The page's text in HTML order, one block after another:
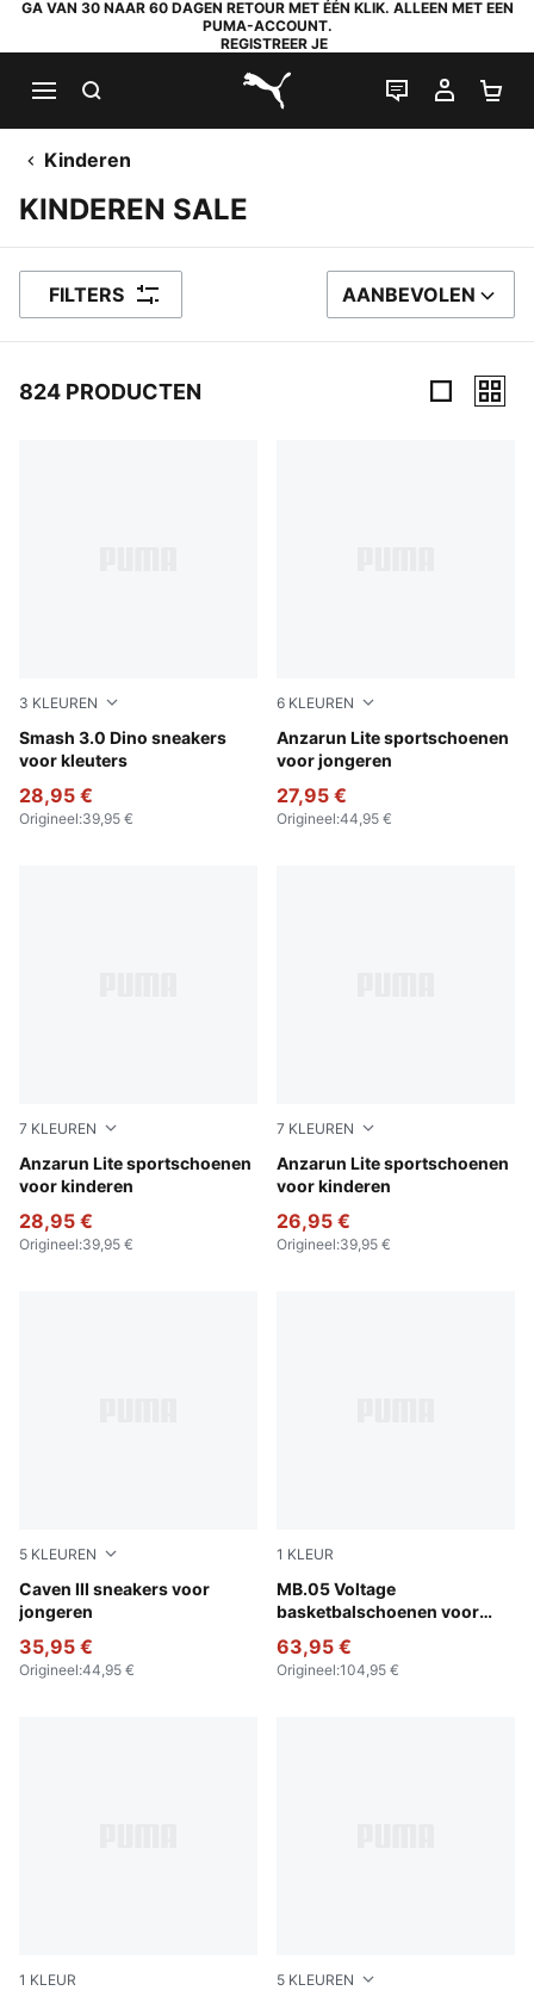
GA VAN 30 NAAR 60 DAGEN RETOUR MET ÉÉN KLIK. ALLEEN MET EEN
PUMA-ACCOUNT.
REGISTREER JE
PUMA.com
LIVE CHAT
MIJN
Kinderen
KINDEREN SALE
FILTERS SORTEER OP
AANBEVOLEN
824 PRODUCTEN
3 KLEUREN
Smash 3.0 Dino sneakers
voor kleuters
PUMA White-Green Fruit-Vibrant Blue
28,95 €
Origineel:39,95 €
6 KLEUREN
Anzarun Lite sportschoenen
voor jongeren
PUMA Black-PUMA White
27,95 €
Origineel:44,95 €
7 KLEUREN
Anzarun Lite sportschoenen
voor kinderen
Peach Smoothie-PUMA White
28,95 €
Origineel:39,95 €
7 KLEUREN
Anzarun Lite sportschoenen
voor kinderen
PUMA Black-PUMA White
26,95 €
Origineel:39,95 €
5 KLEUREN
Caven III sneakers voor
jongeren
PUMA White-Clyde Royal-Gum
35,95 €
Origineel:44,95 €
1 KLEUR
MB.05 Voltage
basketbalschoenen voor
Yellow Alert-PUMA Black
63,95 €
Origineel:104,95 €
1 KLEUR 5 KLEUREN